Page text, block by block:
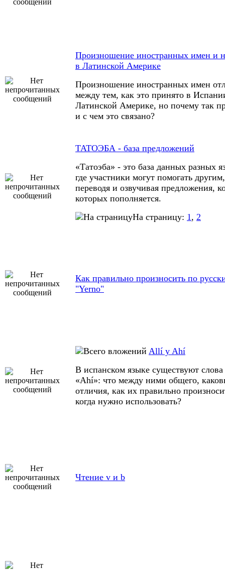
Произношение иностранных имен и
в Латинской Америке
Произношение иностранных имен
между тем, как это принято в
Латинской Америке, но почему так
и с чем это связано?
ТАТОЭБА - база предложений
«Татоэба» - это база данных разных
где участники могут помогать другим,
переводя и озвучивая предложения,
которых пополняется.
На страницу: 1, 2
Как правильно произносить по
"Yerno"
Allí y Ahí
В испанском языке существуют
«Ahí»: что между ними общего,
отличия, как их правильно
когда нужно использовать?
Чтение v и b